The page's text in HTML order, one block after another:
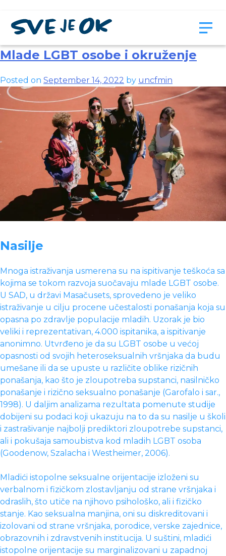
Month:September 2022
Mlade LGBT osobe i okruženje
Posted on September 14, 2022 by uncfmin
Nasilje
Mnoga istraživanja usmerena su na ispitivanje teškoća sa
kojima se tokom razvoja suočavaju mlade LGBT osobe.
U SAD, u državi Masačusets, sprovedeno je veliko
istraživanje u cilju procene učestalosti ponašanja koja su
opasna po zdravlje populacije mladih. Uzorak je bio
veliki i reprezentativan, 4.000 ispitanika, a ispitivanje
anonimno. Utvrđeno je da su LGBT osobe u većoj
opasnosti od svojih heteroseksualnih vršnjaka da budu
umešane ili da se upuste u različite oblike rizičnih
ponašanja, kao što je zloupotreba supstanci, nasilničko
ponašanje i rizično seksualno ponašanje (Garofalo i sar.,
1998). U daljim analizama rezultata pomenute studije
dobijeni su podaci koji ukazuju na to da su nasilje u školi
i zastrašivanje najbolji prediktori zloupotrebe supstanci,
ali i pokušaja samoubistva kod mladih LGBT osoba
(Goodenow, Szalacha i Westheimer, 2006).
Mladići istopolne seksualne orijentacije izloženi su
verbalnom i fizičkom zlostavljanju od strane vršnjaka i
odraslih, što utiče na njihovo psihološko, ali i fizičko
stanje. Kao seksualna manjina, oni su diskreditovani i
izolovani od strane vršnjaka, porodice, verske zajednice,
obrazovnih i zdravstvenih institucija. U suštini, mladići
istopolne orijentacije su marginalizovani u zapadnoj